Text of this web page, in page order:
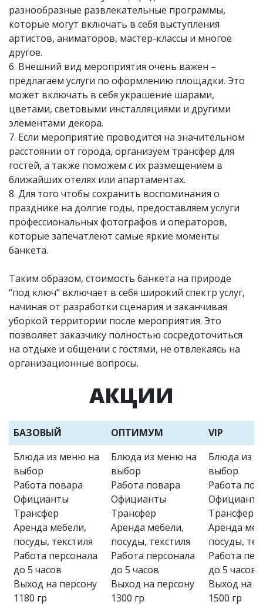
разнообразные развлекательные программы,
которые могут включать в себя выступления
артистов, аниматоров, мастер-классы и многое
другое.
6. Внешний вид мероприятия очень важен –
предлагаем услуги по оформлению площадки. Это
может включать в себя украшение шарами,
цветами, световыми инсталляциями и другими
элементами декора.
7. Если мероприятие проводится на значительном
расстоянии от города, организуем трансфер для
гостей, а также поможем с их размещением в
ближайших отелях или апартаментах.
8. Для того чтобы сохранить воспоминания о
празднике на долгие годы, предоставляем услуги
профессиональных фотографов и операторов,
которые запечатлеют самые яркие моменты
банкета.
Таким образом, стоимость банкета на природе
“под ключ” включает в себя широкий спектр услуг,
начиная от разработки сценария и заканчивая
уборкой территории после мероприятия. Это
позволяет заказчику полностью сосредоточиться
на отдыхе и общении с гостями, не отвлекаясь на
организационные вопросы.
АКЦИИ
БАЗОВЫЙ ОПТИМУМ
VIP
Блюда из меню на
выбор
Работа повара
Официанты
Трансфер
Аренда мебели,
посуды, текстиля
Работа персонала
до 5 часов
Выход на персону
1180 гр
Блюда из меню на
выбор
Работа повара
Официанты
Трансфер
Аренда мебели,
посуды, текстиля
Работа персонала
до 5 часов
Выход на персону
1300 гр
Блюда из
выбор
Работа
Официанты
Трансфер
Аренда
посуды,
Работа
до 5 часов
Выход на
1500 гр